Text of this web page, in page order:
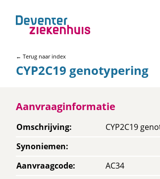
← Terug naar index
CYP2C19 genotypering
Aanvraaginformatie
Omschrijving:
CYP2C19
Synoniemen:
Aanvraagcode:
AC34